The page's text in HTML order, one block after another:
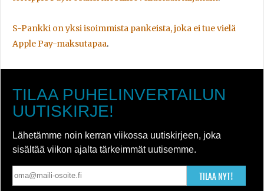
S-Pankki on yksi isoimmista pankeista, joka ei tue vielä
Apple Pay-maksutapaa.
TILAA PUHELINVERTAILUN
UUTISKIRJE!
Lähetämme noin kerran viikossa uutiskirjeen, joka
sisältää viikon ajalta tärkeimmät uutisemme.
TILAA NYT!